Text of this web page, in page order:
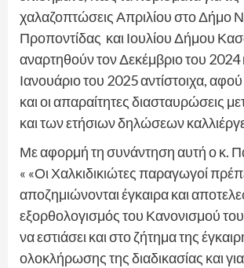
χαλαζοπτώσεις Απριλίου στο Δήμο
Προποντίδας και Ιουλίου Δήμου
αναρτηθούν τον Δεκέμβριο του 2024
Ιανουάριο του 2025 αντίστοιχα,
και οι απαραίτητες διασταυρώσεις
και των ετήσιων δηλώσεων
Με αφορμή τη συνάντηση αυτή ο κ.
« «Οι Χαλκιδικιώτες παραγωγοί
αποζημιώνονται έγκαιρα και
εξορθολογισμός του Κανονισμού
να εστιάσει και στο ζήτημα της
ολοκλήρωσης της διαδικασίας και